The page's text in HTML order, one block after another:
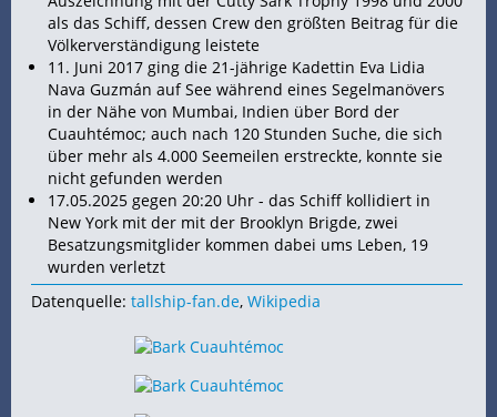
als das Schiff, dessen Crew den größten Beitrag für die
Völkerverständigung leistete
11. Juni 2017 ging die 21-jährige Kadettin Eva Lidia
Nava Guzmán aufSee während eines Segelmanövers
in der Nähe von Mumbai, Indien über Bord der
Cuauhtémoc; auch nach 120 Stunden Suche, die sich
über mehr als 4.000 Seemeilen erstreckte, konnte sie
nicht gefunden werden
17.05.2025 gegen 20:20 Uhr - das Schiff kollidiert in
New York mit der mit der Brooklyn Brigde, zwei
Besatzungsmitglider kommen dabei ums Leben, 19
wurden verletzt
Datenquelle: tallship-fan.de, Wikipedia